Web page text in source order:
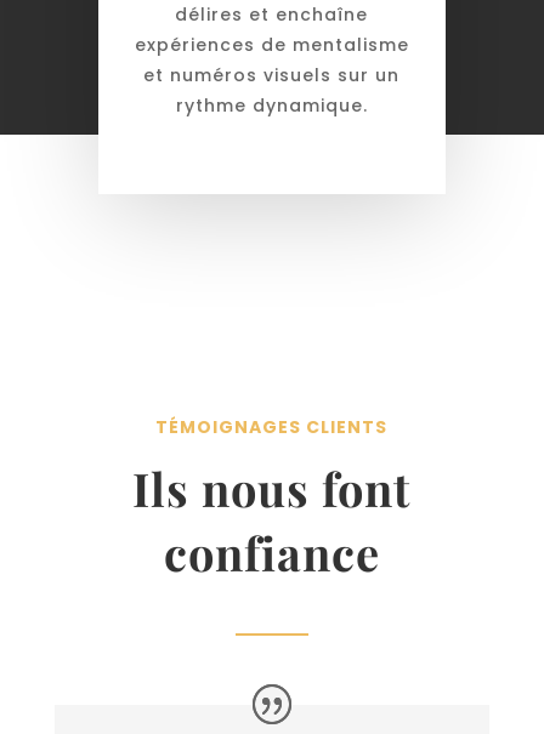
délires et enchaîne
expériences de mentalisme
et numéros visuels sur un
rythme dynamique.
TÉMOIGNAGES CLIENTS
Ils nous font
confiance